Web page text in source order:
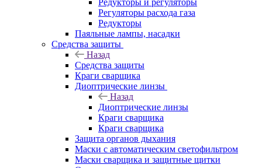
Редукторы и регуляторы
Регуляторы расхода газа
Редукторы
Паяльные лампы, насадки
Средства защиты
Назад
Средства защиты
Краги сварщика
Диоптрические линзы
Назад
Диоптрические линзы
Краги сварщика
Краги сварщика
Защита органов дыхания
Маски с автоматическим светофильтром
Маски сварщика и защитные щитки